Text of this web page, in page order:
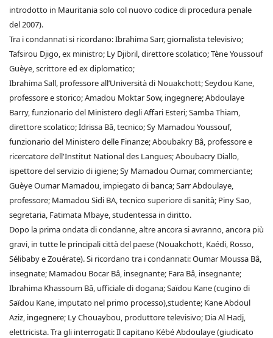
introdotto in Mauritania solo col nuovo codice di procedura penale
del 2007).
Tra i condannati si ricordano: Ibrahima Sarr, giornalista televisivo;
Tafsirou Djigo, ex ministro; Ly Djibril, direttore scolatico; Tène Youssouf
Guèye, scrittore ed ex diplomatico;
Ibrahima Sall, professore all’Università di Nouakchott; Seydou Kane,
professore e storico; Amadou Moktar Sow, ingegnere; Abdoulaye
Barry, funzionario del Ministero degli Affari Esteri; Samba Thiam,
direttore scolatico; Idrissa Bâ, tecnico; Sy Mamadou Youssouf,
funzionario del Ministero delle Finanze; Aboubakry Bâ, professore e
ricercatore dell'Institut National des Langues; Aboubacry Diallo,
ispettore del servizio di igiene; Sy Mamadou Oumar, commerciante;
Guèye Oumar Mamadou, impiegato di banca; Sarr Abdoulaye,
professore; Mamadou Sidi BA, tecnico superiore di sanità; Piny Sao,
segretaria, Fatimata Mbaye, studentessa in diritto.
Dopo la prima ondata di condanne, altre ancora si avranno, ancora più
gravi, in tutte le principali città del paese (Nouakchott, Kaédi, Rosso,
Sélibaby e Zouérate). Si ricordano tra i condannati: Oumar Moussa Bâ,
insegnate; Mamadou Bocar Bâ, insegnante; Fara Bâ, insegnante;
Ibrahima Khassoum Bâ, ufficiale di dogana; Saïdou Kane (cugino di
Saïdou Kane, imputato nel primo processo),studente; Kane Abdoul
Aziz, ingegnere; Ly Chouaybou, produttore televisivo; Dia Al Hadj,
elettricista. Tra gli interrogati: Il capitano Kébé Abdoulaye (giudicato